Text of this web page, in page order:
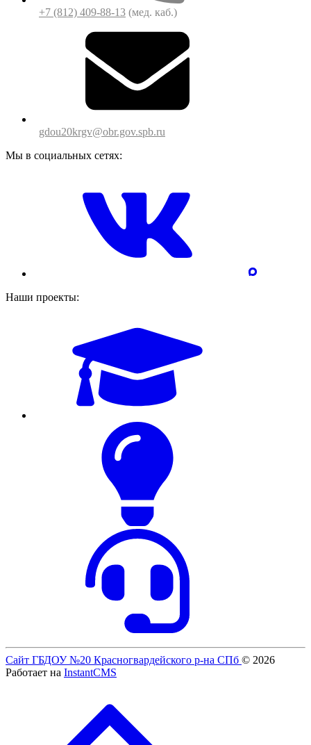
+7 (812) 409-88-13 (мед. каб.)
gdou20krgv@obr.gov.spb.ru
Мы в социальных сетях:
Наши проекты:
Сайт ГБДОУ №20 Красногвардейского р-на СПб © 2026
Работает на InstantCMS